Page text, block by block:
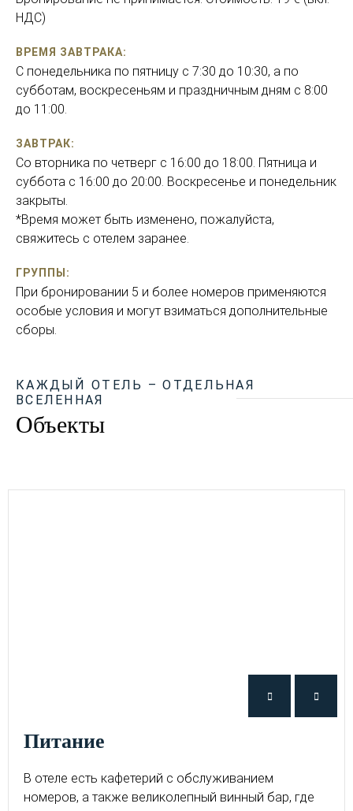
НДС)
ВРЕМЯ ЗАВТРАКА:
С понедельника по пятницу с 7:30 до 10:30, а по
субботам, воскресеньям и праздничным дням с 8:00
до 11:00.
ЗАВТРАК:
Со вторника по четверг с 16:00 до 18:00. Пятница и
суббота с 16:00 до 20:00. Воскресенье и понедельник
закрыты.
*Время может быть изменено, пожалуйста,
свяжитесь с отелем заранее.
ГРУППЫ:
При бронировании 5 и более номеров применяются
особые условия и могут взиматься дополнительные
сборы.
КАЖДЫЙ ОТЕЛЬ – ОТДЕЛЬНАЯ
ВСЕЛЕННАЯ
Объекты
питание
В отеле есть кафетерий с обслуживанием
номеров, а также великолепный винный бар, где